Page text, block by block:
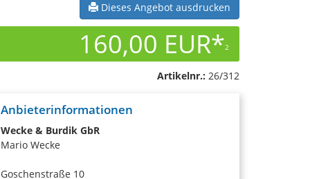
Dieses Angebot ausdrucken
160,00 EUR*2
Artikelnr.: 26/312
Anbieterinformationen
Wecke & Burdik GbR
Mario Wecke
Goschenstraße 10